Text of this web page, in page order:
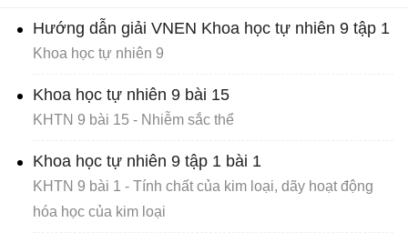
Hướng dẫn giải VNEN Khoa học tự nhiên 9 tập 1
Khoa học tự nhiên 9
Khoa học tự nhiên 9 bài 15
KHTN 9 bài 15 - Nhiễm sắc thể
Khoa học tự nhiên 9 tập 1 bài 1
KHTN 9 bài 1 - Tính chất của kim loại, dãy hoạt động
hóa học của kim loại